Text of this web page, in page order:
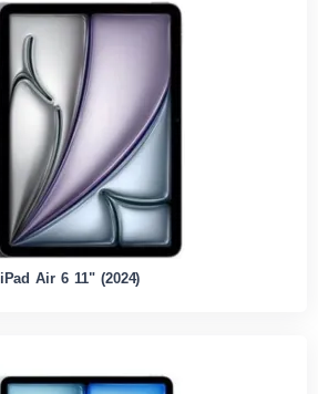
iPad Air 6 11" (2024)